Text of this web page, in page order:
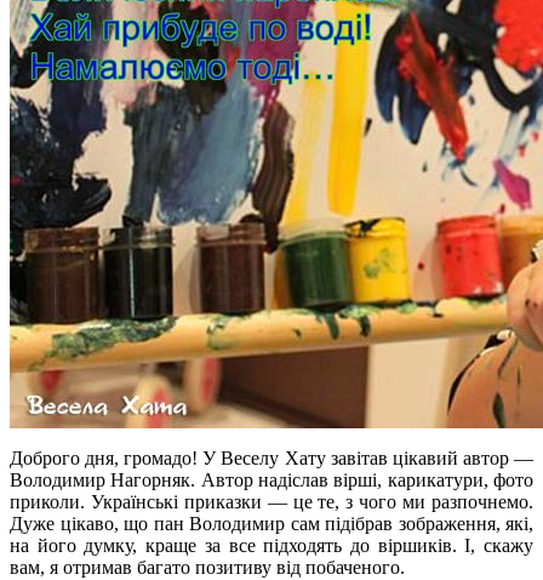
Доброго дня, громадо! У Веселу Хату завітав цікавий автор —
Володимир Нагорняк. Автор надіслав вірші, карикатури, фото
приколи. Українські приказки — це те, з чого ми разпочнемо.
Дуже цікаво, що пан Володимир сам підібрав зображення, які,
на його думку, краще за все підходять до віршиків. І, скажу
вам, я отримав багато позитиву від побаченого.